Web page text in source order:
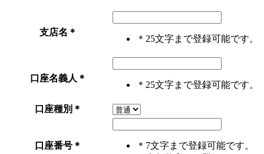
支店名 ＊
＊25文字まで登録可能です。
口座名義人 ＊
＊25文字まで登録可能です。
口座種別 ＊
口座番号 ＊
＊7文字まで登録可能です。